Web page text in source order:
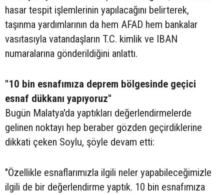
hasar tespit işlemlerinin yapılacağını belirterek,
taşınma yardımlarının da hem AFAD hem bankalar
vasıtasıyla vatandaşların T.C. kimlik ve IBAN
numaralarına gönderildiğini anlattı.
"10 bin esnafımıza deprem bölgesinde geçici
esnaf dükkanı yapıyoruz"
Bugün Malatya'da yaptıkları değerlendirmelerde
gelinen noktayı hep beraber gözden geçirdiklerine
dikkati çeken Soylu, şöyle devam etti:
"Özellikle esnaflarımızla ilgili neler yapabileceğimizle
ilgili de bir değerlendirme yaptık. 10 bin esnafımıza